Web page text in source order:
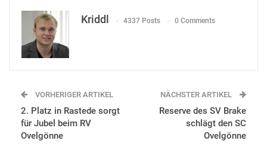
Kriddl 4337 Posts 0 Comments
VORHERIGER ARTIKEL
2. Platz in Rastede sorgt
für Jubel beim RV
Ovelgönne
NÄCHSTER ARTIKEL
Reserve des SV Brake
schlägt den SC
Ovelgönne